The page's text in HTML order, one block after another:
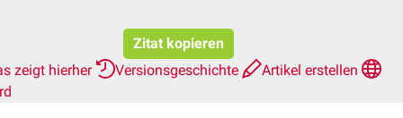
Zitat kopieren
zeigt hierher
Versionsgeschichte
Artikel erstellen